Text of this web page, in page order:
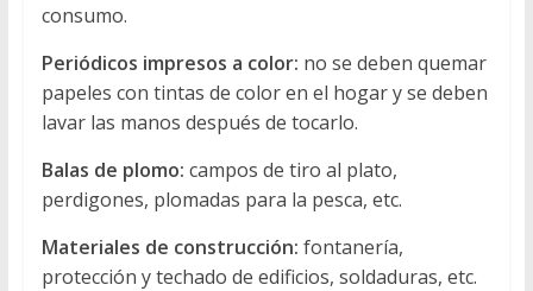
consumo.
Periódicos impresos a color: no se deben quemar
papeles con tintas de color en el hogar y se deben
lavar las manos después de tocarlo.
Balas de plomo: campos de tiro al plato,
perdigones, plomadas para la pesca, etc.
Materiales de construcción: fontanería,
protección y techado de edificios, soldaduras, etc.